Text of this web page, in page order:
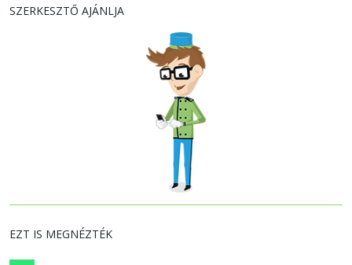
SZERKESZTŐ AJÁNLJA
EZT IS MEGNÉZTÉK